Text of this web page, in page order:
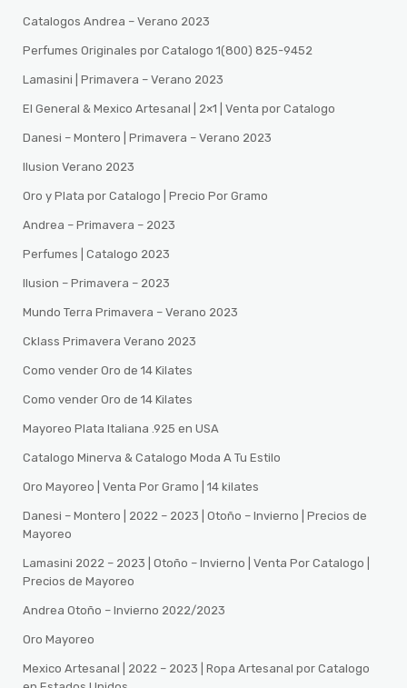
Catalogos Andrea – Verano 2023
Perfumes Originales por Catalogo 1(800) 825-9452
Lamasini | Primavera – Verano 2023
El General & Mexico Artesanal | 2×1 | Venta por Catalogo
Danesi – Montero | Primavera – Verano 2023
Ilusion Verano 2023
Oro y Plata por Catalogo | Precio Por Gramo
Andrea – Primavera – 2023
Perfumes | Catalogo 2023
Ilusion – Primavera – 2023
Mundo Terra Primavera – Verano 2023
Cklass Primavera Verano 2023
Como vender Oro de 14 Kilates
Como vender Oro de 14 Kilates
Mayoreo Plata Italiana .925 en USA
Catalogo Minerva & Catalogo Moda A Tu Estilo
Oro Mayoreo | Venta Por Gramo | 14 kilates
Danesi – Montero | 2022 – 2023 | Otoño – Invierno | Precios de
Mayoreo
Lamasini 2022 – 2023 | Otoño – Invierno | Venta Por Catalogo |
Precios de Mayoreo
Andrea Otoño – Invierno 2022/2023
Oro Mayoreo
Mexico Artesanal | 2022 – 2023 | Ropa Artesanal por Catalogo